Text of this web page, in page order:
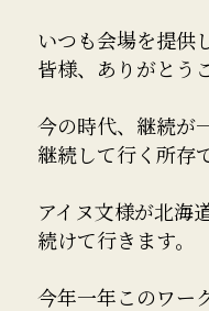
いつも会場を提供
皆様、ありがとう
今の時代、継続が
継続して行く所存
アイヌ文様が北海
続けて行きます。
今年一年このワー